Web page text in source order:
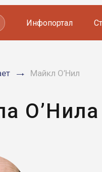
Инфопортал
Майкл О’Нил